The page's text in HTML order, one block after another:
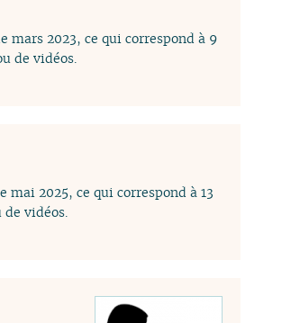
2023, ce qui correspond à 9
de vidéos.
2025, ce qui correspond à 13
vidéos.